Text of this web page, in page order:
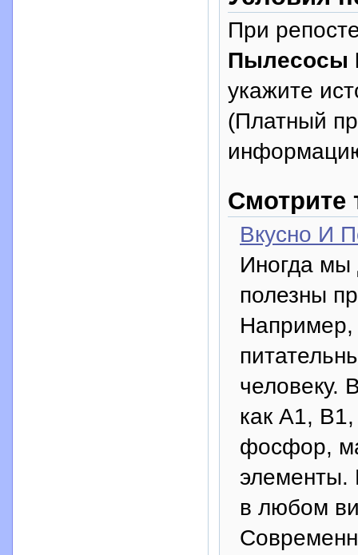
При
Пылесосы
укажите
(Платный
Смотрите
Вкусно И
Иногда мы
полезны
Например,
человеку.
как А1,
фосфор,
элементы.
в любом